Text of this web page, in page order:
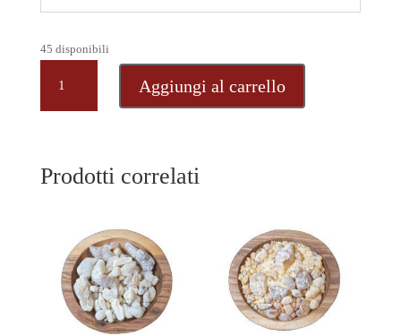
45 disponibili
BETEKRISTIAN,
resina
naturale
dall'
quantità
Aggiungi al carrello
Prodotti correlati